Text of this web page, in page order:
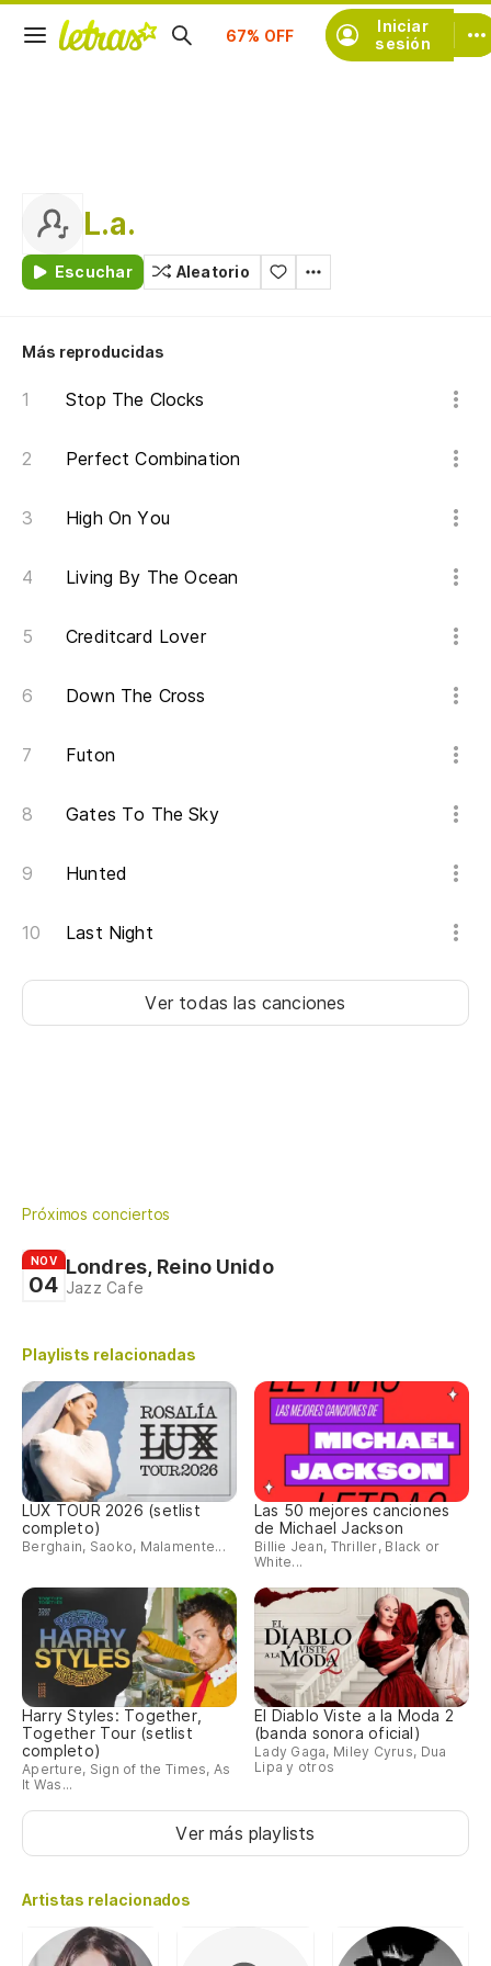
Iniciar
sesión
Suscríbete
L.a.
Escuchar Aleatorio
Más reproducidas
Stop The Clocks
Perfect Combination
High On You
Living By The Ocean
Creditcard Lover
Down The Cross
Futon
Gates To The Sky
Hunted
Last Night
Ver todas las canciones
Próximos conciertos
NOV
04
Londres, Reino Unido
Jazz Cafe
Playlists relacionadas
LUX TOUR 2026 (setlist
completo)
Berghain, Saoko, Malamente...
Las 50 mejores canciones
de Michael Jackson
Billie Jean, Thriller, Black or
White...
Harry Styles: Together,
Together Tour (setlist
completo)
Aperture, Sign of the Times, As
It Was...
El Diablo Viste a la Moda 2
(banda sonora oficial)
Lady Gaga, Miley Cyrus, Dua
Lipa y otros
Ver más playlists
Artistas relacionados